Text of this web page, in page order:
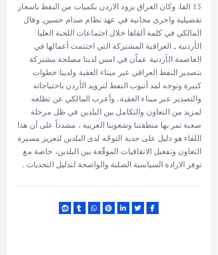
15 الفا. وكان العراق يزود الاردن بكميات من النفط باسعار
تفضيلية واخرى مجانية في عهد نظام صدام حسين. وقال
المالكي في كلمة ألقاها خلال اجتماعات اللجنة العليا
الأردنية ـ العراقية المشتركة التي اختتمت أعمالها في
العاصمة الأردنية عماّن في امس لدينا مصلحة مشتركة
بتصدير النفط العراقي عبر ميناء العقبة ولدينا خطوات
كبيرة وتوجه لمد أنبوب النفط لتزويد الأردن باحتياجاته
والتصدير عبر ميناء العقبة . وأعرب المالكي عن تطلعه
لمزيد من التعاون والتكامل بين البلدين في ظل مرحلة
صعبة تمر بها منطقتنا وشعوبنا العربية ، مشدداً على أن هذا
اللقاء هو دليل على جدية التوجّه لدى البلدين لتعزيز مسيرة
التعاون وتفعيل الاتفاقيات الموقّعة بين البلدين، خاصة مع
توفر الارادة السياسية الصلبة والواضحة لتذليل التحديات .